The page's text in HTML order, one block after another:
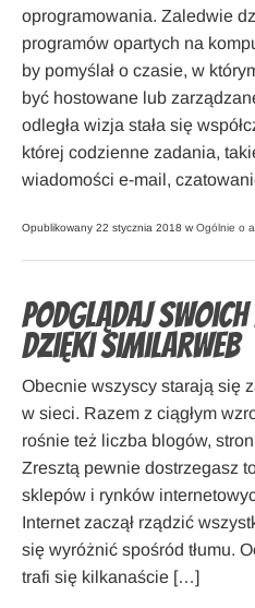
oprogramowania. Zaledwie
programów opartych na
by pomyślał o czasie, w
być hostowane lub
odległa wizja stała się
której codzienne zadania,
wiadomości e-mail,
Opublikowany 22 stycznia 2018 w Ogólnie o
Podglądaj
dzięki SimilarWeb
Obecnie wszyscy starają się
w sieci. Razem z ciągłym
rośnie też liczba blogów,
Zresztą pewnie dostrzegasz
sklepów i rynków
Internet zaczął rządzić
się wyróżnić spośród tłumu.
trafi się kilkanaście […]